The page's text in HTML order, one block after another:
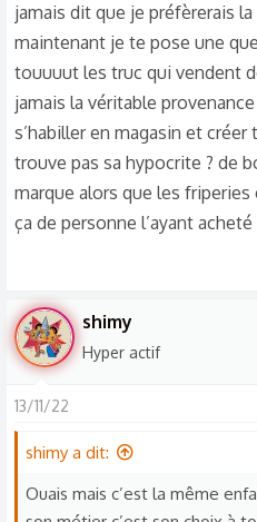
jamais dit que je préfèrerais
maintenant je te pose une
touuuut les truc qui vendent
jamais la véritable
s’habiller en magasin et
trouve pas sa hypocrite ? de
marque alors que les
ça de personne l’ayant
shimy
Hyper actif
13/11/22
shimy a dit:
Ouais mais c’est la même